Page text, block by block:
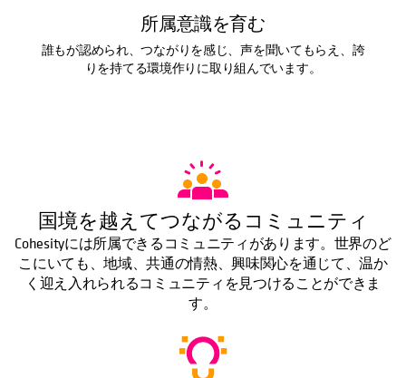
所属意識を育む
誰もが認められ、つながりを感じ、声を聞いてもらえ、誇
りを持てる環境作りに取り組んでいます。
国境を越えてつながるコミュニティ
Cohesityには所属できるコミュニティがあります。世界のど
こにいても、地域、共通の情熱、興味関心を通じて、温か
く迎え入れられるコミュニティを見つけることができま
す。